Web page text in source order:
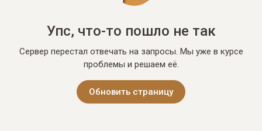
Упс, что-то пошло не так
Сервер перестал отвечать на запросы. Мы уже в курсе
проблемы и решаем её.
Обновить страницу